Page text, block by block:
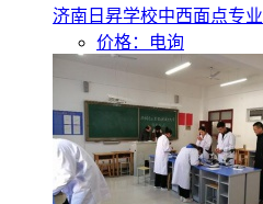
济南日昇学校中西面点专业
价格：电询